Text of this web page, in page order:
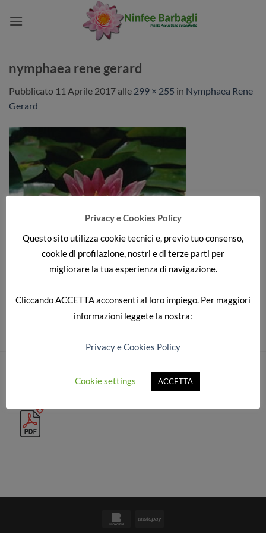
nymphaea rene gerard
Pubblicato 11 Aprile 2017 alle 299 × 255 in Nymphaea Rene
Gerard
Sia commenti che trackback sono attualmente chiusi.
CATALOGO COMPLETO
BankomatPostepay
Privacy e Cookies Policy
Questo sito utilizza cookie tecnici e, previo tuo consenso,
cookie di profilazione, nostri e di terze parti per
migliorare la tua esperienza di navigazione.
CliccandoACCETTAacconsenti al loro impiego. Per maggiori
informazioni leggete la nostra:
Privacy e Cookies Policy
Cookie settings ACCETTA